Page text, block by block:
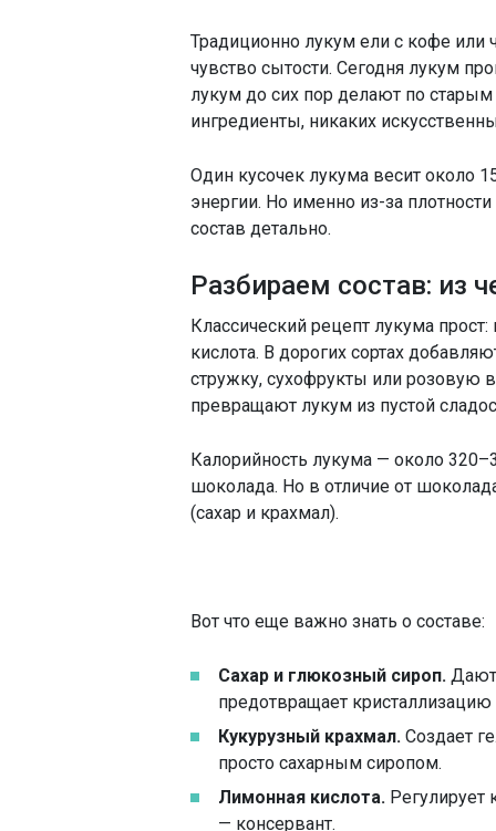
Традиционно лукум ели с кофе или
чувство сытости. Сегодня лукум
лукум до сих пор делают по
ингредиенты, никаких
Один кусочек лукума весит около
энергии. Но именно из-за
состав детально.
Разбираем состав: из
Классический рецепт лукума
кислота. В дорогих сортах
стружку, сухофрукты или розовую
превращают лукум из пустой
Калорийность лукума — около
шоколада. Но в отличие от
(сахар и крахмал).
Вот что еще важно знать о составе:
Сахар и глюкозный сироп. Дают
предотвращает кристаллизацию
Кукурузный крахмал. Создает
просто сахарным сиропом.
Лимонная кислота. Регулирует
— консервант.